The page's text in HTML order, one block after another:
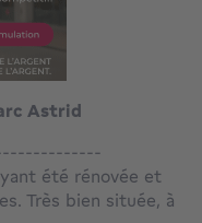
Astrid
été rénovée et
Très bien située, à